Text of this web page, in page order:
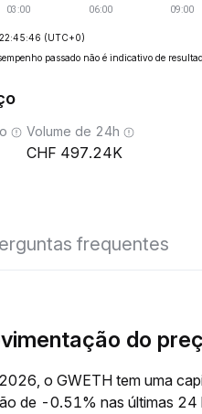
(UTC+0)
passado não é indicativo de
Volume de 24h
497.24K
frequentes
do
o GWETH tem uma
de -0.51% nas últimas